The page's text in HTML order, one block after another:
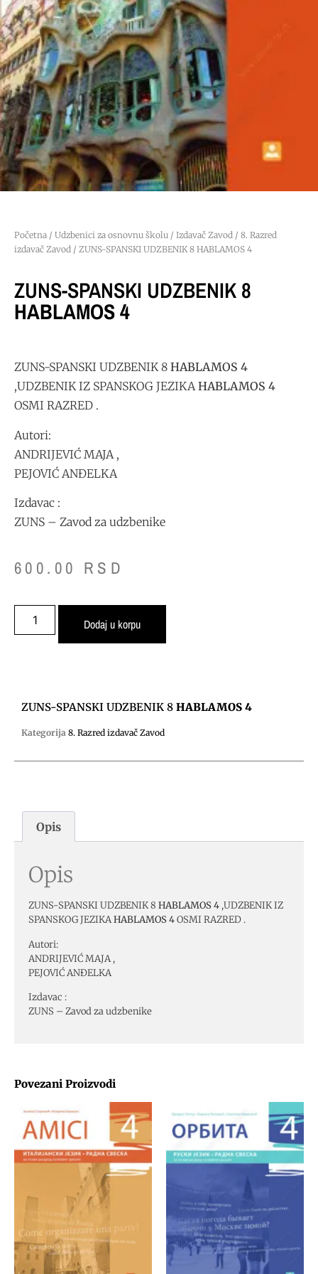
Početna / Udzbenici za osnovnu školu / Izdavač Zavod / 8. Razred
izdavač Zavod / ZUNS-SPANSKI UDZBENIK 8 HABLAMOS 4
ZUNS-SPANSKI UDZBENIK 8
HABLAMOS 4
ZUNS-SPANSKI UDZBENIK 8 HABLAMOS 4
,UDZBENIK IZ SPANSKOG JEZIKAHABLAMOS 4
OSMI RAZRED .
Autori:
ANDRIJEVIĆ MAJA ,
PEJOVIĆ ANĐELKA
Izdavac :
ZUNS – Zavod za udzbenike
600.00 RSD
Dodaj u korpu
Povezani Proizvodi
ZUNS-SPANSKI UDZBENIK 8 HABLAMOS 4
Kategorija 8. Razred izdavač Zavod
Opis
Opis
ZUNS-SPANSKI UDZBENIK 8 HABLAMOS 4 ,UDZBENIK IZ
SPANSKOG JEZIKAHABLAMOS 4OSMI RAZRED .
Autori:
ANDRIJEVIĆ MAJA ,
PEJOVIĆ ANĐELKA
Izdavac :
ZUNS – Zavod za udzbenike